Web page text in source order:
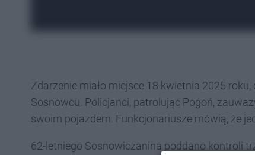
Zdarzenie miało miejsce 18 kwietnia 2025
Sosnowcu. Policjanci, patrolując Pogoń,
swoim pojazdem. Funkcjonariusze mówią, że
62-letniego Sosnowiczanina poddano kontroli